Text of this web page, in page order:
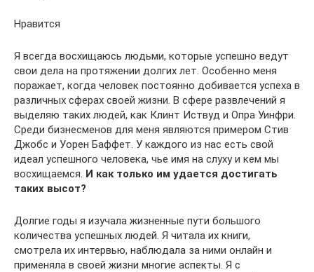
Нравится
Я всегда восхищаюсь людьми, которые успешно ведут
свои дела на протяжении долгих лет. Особенно меня
поражает, когда человек постоянно добивается успеха в
различных сферах своей жизни. В сфере развлечений я
выделяю таких людей, как Клинт Иствуд и Опра Уинфри.
Среди бизнесменов для меня являются примером Стив
Джобс и Уорен Баффет. У каждого из нас есть свой
идеал успешного человека, чье имя на слуху и кем мы
восхищаемся. И как только им удается достигать
таких высот?
Долгие годы я изучала жизненные пути большого
количества успешных людей. Я читала их книги,
смотрела их интервью, наблюдала за ними онлайн и
применяла в своей жизни многие аспекты. Я с